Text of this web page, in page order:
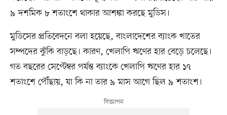
৯ দশমিক ৮ শতাংশে থাকার আশঙ্কা করছে মুডিস।
মুডিসের প্রতিবেদনে বলা হয়েছে, বাংলাদেশের ব্যাংক খাতের
সম্পদের ঝুঁকি বাড়ছে। কারণ, খেলাপি ঋণের হার বেড়ে চলেছে।
গত বছরের সেপ্টেম্বর পর্যন্ত ব্যাংকে খেলাপি ঋণের হার ১৭
শতাংশে পৌঁছায়, যা কি না তার ৯ মাস আগে ছিল ৯ শতাংশ।